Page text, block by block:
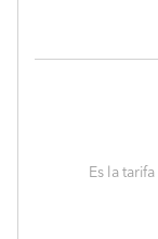
Es la tarifa